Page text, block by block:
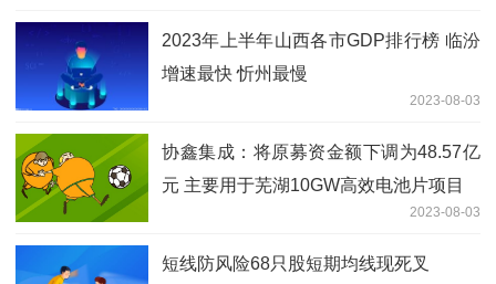
2023年上半年山西各市GDP排行榜 临汾
增速最快 忻州最慢
2023-08-03
协鑫集成：将原募资金额下调为48.57亿
元 主要用于芜湖10GW高效电池片项目
2023-08-03
短线防风险68只股短期均线现死叉